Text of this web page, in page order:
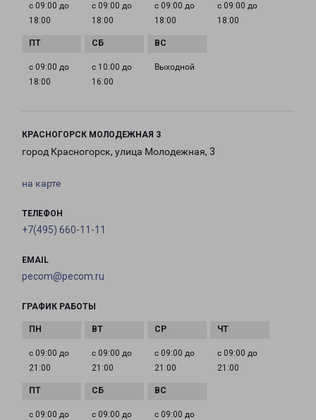
с 09:00 до
18:00
с 09:00 до
18:00
с 09:00 до
18:00
с 09:00 до
18:00
с 09:00 до
18:00
с 10:00 до
16:00
Выходной
КРАСНОГОРСК МОЛОДЕЖНАЯ 3
город Красногорск, улица Молодежная, 3
на карте
ТЕЛЕФОН
+7(495) 660-11-11
EMAIL
pecom@pecom.ru
ГРАФИК РАБОТЫ
с 09:00 до
21:00
с 09:00 до
21:00
с 09:00 до
21:00
с 09:00 до
21:00
с 09:00 до
с 09:00 до
с 09:00 до